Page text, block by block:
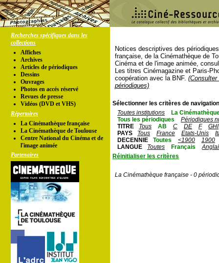
Recherches spécifiques dans les
collections
Affiches
Archives
Articles de périodiques
Dessins
Ouvrages
Photos en accés réservé
Revues de presse
Vidéos (DVD et VHS)
Répertoires
La Cinémathèque française
La Cinémathèque de Toulouse
Centre National du Cinéma et de
l'image animée
Partenaires
Notices descriptives des
française, de la Cinémathèque de
Cinéma et de l'image animée,
Les titres Cinémagazine et Paris-
coopération avec la BNF.
périodiques)
Sélectionner les critères de
Toutes institutions
La
Tous les périodiques
Périodiques
TITRE
Tous AB C DE F
GHI
PAYS
Tous France Etats-Unis
DECENNIE
Toutes <1900
1900
LANGUE
Toutes Français
Réinitialiser les critères
La Cinémathèque française - 0